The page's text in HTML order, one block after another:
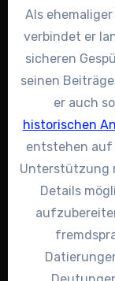
Als
verbindet er
sicheren
seinen
er auch
historischen
entstehen auf
Unterstützung
Details